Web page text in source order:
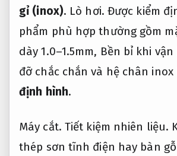
gỉ (inox). Lò hơi. Được kiểm
phẩm phù hợp thường gồm
dày 1.0–1.5mm, Bền bỉ khi
đỡ chắc chắn và hệ chân inox
định hình.
Máy cắt. Tiết kiệm nhiên liệu.
thép sơn tĩnh điện hay bàn